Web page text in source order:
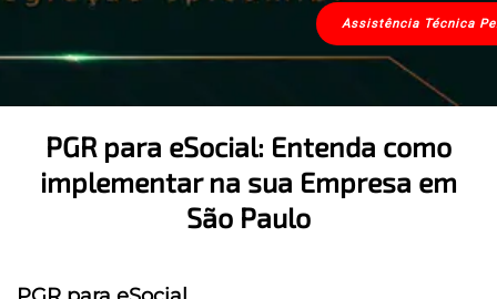
Assistência Técnica
PGR para eSocial: Entenda como
implementar na sua Empresa em
São Paulo